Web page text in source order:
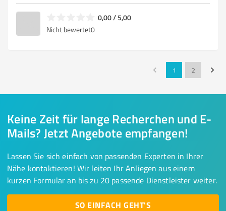
0,00 / 5,00
Nicht bewertet0
1 2
Keine Zeit für lange Recherchen und E-
Mails? Jetzt Angebote empfangen!
Lassen Sie sich einfach von passenden Experten in Ihrer
Nähe kontaktieren! Wir leiten Ihr Anliegen aus einem
kurzen Formular an bis zu 20 passende Dienstleister weiter.
SO EINFACH GEHT'S